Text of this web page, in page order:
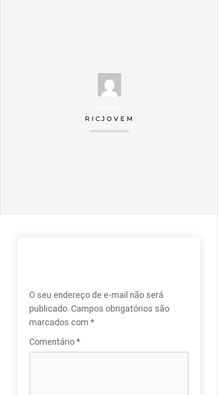
RICJOVEM
O seu endereço de e-mail não será
publicado. Campos obrigatórios são
marcados com *
Comentário *